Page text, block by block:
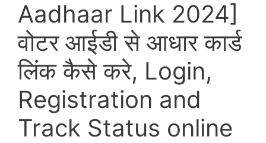
Aadhaar Link 2024]
वोटर आईडी से आधार कार्ड
लिंक कैसे करे, Login,
Registration and
Track Status online